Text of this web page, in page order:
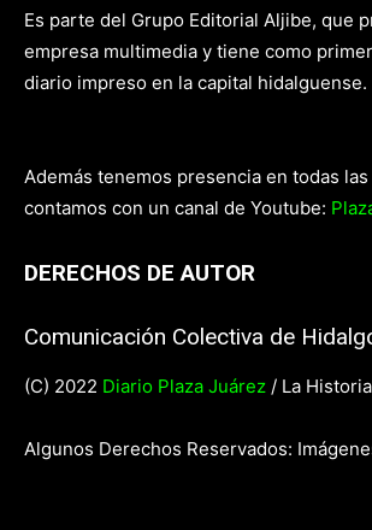
Es parte del Grupo Editorial Aljibe, que
empresa multimedia y tiene como
diario impreso en la capital hidalguense.
Además tenemos presencia en todas
contamos con un canal de Youtube:
DERECHOS DE AUTOR
Comunicación Colectiva de
(C) 2022 Diario Plaza Juárez / La
Algunos Derechos Reservados: